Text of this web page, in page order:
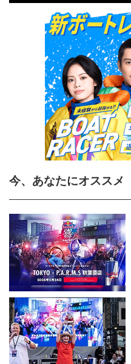
今、あなたにオススメ